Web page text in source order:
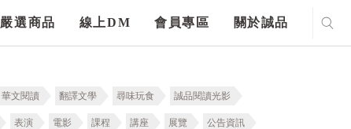
嚴選商品 線上DM 會員專區 關於誠品
華文閱讀 翻譯文學 尋味玩食 誠品閱讀光影
表演 電影 課程 講座 展覽 公告資訊